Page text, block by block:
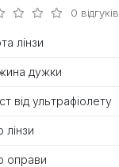
0 відгуків
лінзи
дужки
від ультрафіолету
лінзи
оправи